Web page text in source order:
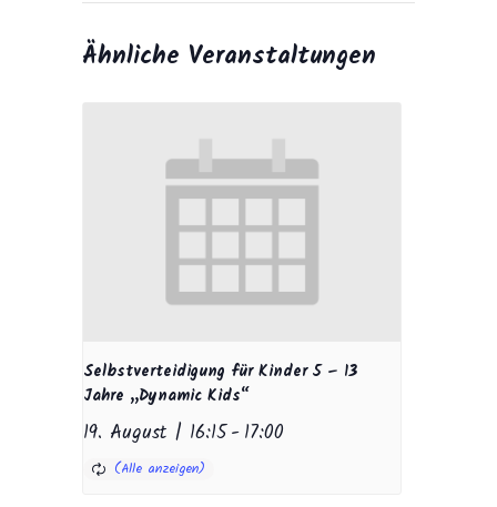
Ähnliche Veranstaltungen
Selbstverteidigung für Kinder 5 – 13
Jahre „Dynamic Kids“
19. August | 16:15-17:00